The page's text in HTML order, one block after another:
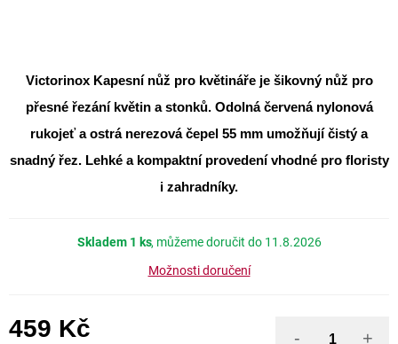
Victorinox Kapesní nůž pro květináře je šikovný nůž pro
přesné řezání květin a stonků. Odolná červená nylonová
rukojeť a ostrá nerezová čepel 55 mm umožňují čistý a
snadný řez. Lehké a kompaktní provedení vhodné pro floristy
i zahradníky.
Skladem 1 ks
11.8.2026
Možnosti doručení
459 Kč